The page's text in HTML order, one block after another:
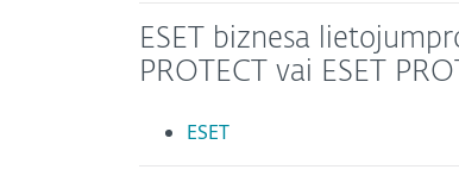
ESET biznesa
PROTECT vai ESET
ESET